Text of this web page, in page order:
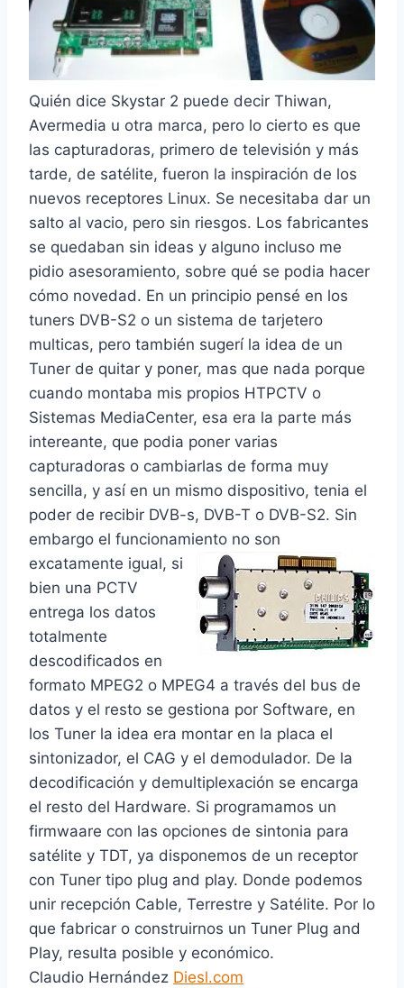
Quién dice Skystar 2 puede decir Thiwan,
Avermedia u otra marca, pero lo cierto es que
las capturadoras, primero de televisión y más
tarde, de satélite, fueron la inspiración de los
nuevos receptores Linux. Se necesitaba dar un
salto al vacio, pero sin riesgos. Los fabricantes
se quedaban sin ideas y alguno incluso me
pidio asesoramiento, sobre qué se podia hacer
cómo novedad. En un principio pensé en los
tuners DVB-S2 o un sistema de tarjetero
multicas, pero también sugerí la idea de un
Tuner de quitar y poner, mas que nada porque
cuando montaba mis propios HTPCTV o
Sistemas MediaCenter, esa era la parte más
intereante, que podia poner varias
capturadoras o cambiarlas de forma muy
sencilla, y así en un mismo dispositivo, tenia el
poder de recibir DVB-s, DVB-T o DVB-S2. Sin
embargo el funcionamiento no son
excatamente igual, si
bien una PCTV
entrega los datos
totalmente
descodificados en
formato MPEG2 o MPEG4 a través del bus de
datos y el resto se gestiona por Software, en
los Tuner la idea era montar en la placa el
sintonizador, el CAG y el demodulador. De la
decodificación y demultiplexación se encarga
el resto del Hardware. Si programamos un
firmwaare con las opciones de sintonia para
satélite y TDT, ya disponemos de un receptor
con Tuner tipo plug and play. Donde podemos
unir recepción Cable, Terrestre y Satélite. Por lo
que fabricar o construirnos un Tuner Plug and
Play, resulta posible y económico.
Claudio Hernández Diesl.com